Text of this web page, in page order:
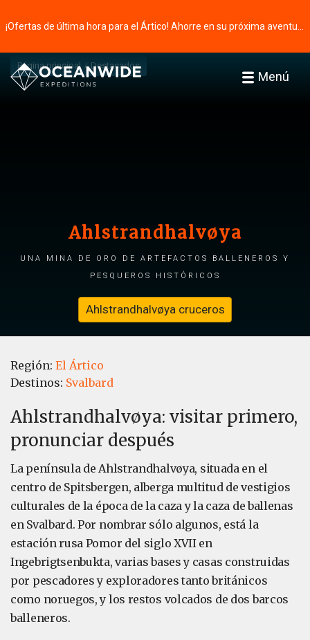
Menú
Página principal Destacados
Ahlstrandhalvøya
Una mina de oro de artefactos balleneros y
pesqueros históricos
Ahlstrandhalvøya cruceros
Región: El Ártico
Destinos: Svalbard
Ahlstrandhalvøya: visitar primero,
pronunciar después
La península de Ahlstrandhalvøya, situada en el
centro de Spitsbergen, alberga multitud de vestigios
culturales de la época de la caza y la caza de ballenas
en Svalbard. Por nombrar sólo algunos, está la
estación rusa Pomor del siglo XVII en
Ingebrigtsenbukta, varias bases y casas construidas
por pescadores y exploradores tanto británicos
como noruegos, y los restos volcados de dos barcos
balleneros.